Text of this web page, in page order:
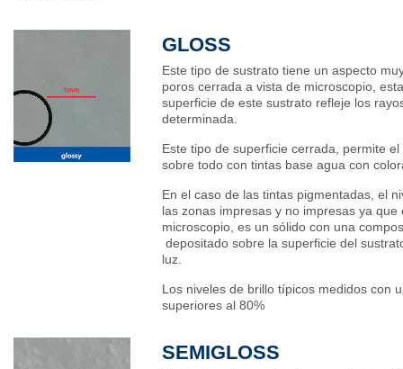
GLOSS
Este tipo de sustrato tiene un aspecto
poros cerrada a vista de microscopio,
superficie de este sustrato refleje los
determinada.
Este tipo de superficie cerrada, permite
sobre todo con tintas base agua con
En el caso de las tintas pigmentadas, el
las zonas impresas y no impresas ya que
microscopio, es un sólido con una
depositado sobre la superficie del
luz.
Los niveles de brillo típicos medidos con
superiores al 80%
SEMIGLOSS